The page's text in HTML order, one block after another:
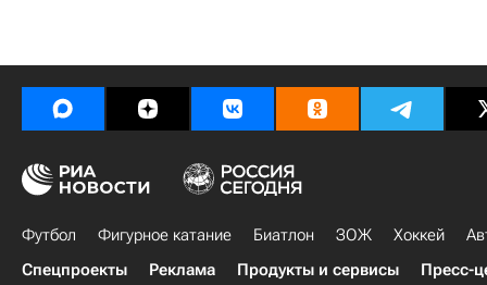
Футбол Фигурное катание Биатлон ЗОЖ Хоккей
Спецпроекты
Реклама Продукты и сервисы Пресс-